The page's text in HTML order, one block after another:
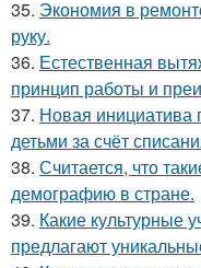
35. Экономия в
руку.
36. Естественная
принцип работы и
37. Новая инициатива
детьми за счёт
38. Считается, что
демографию в стране.
39. Какие культурные
предлагают